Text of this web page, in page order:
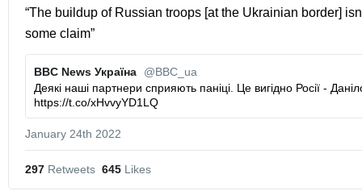
“The buildup of Russian troops [at the Ukrainian border]
some claim”
BBC News Україна
@BBC_ua
Деякі наші партнери сприяють паніці. Це вигідно Росії -
https://t.co/xHvvyYD1LQ
January 24th 2022
297 Retweets 645 Likes